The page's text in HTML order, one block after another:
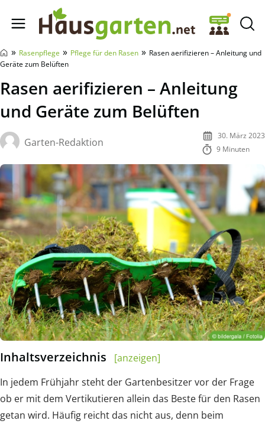
Hausgarten.net
» Rasenpflege » Pflege für den Rasen » Rasen aerifizieren – Anleitung und
Geräte zum Belüften
Rasen aerifizieren – Anleitung
und Geräte zum Belüften
Garten-Redaktion
30. März 2023
9 Minuten
Inhaltsverzeichnis
[anzeigen]
In jedem Frühjahr steht der Gartenbesitzer vor der Frage
ob er mit dem Vertikutieren allein das Beste für den Rasen
getan wird. Häufig reicht das nicht aus, denn beim